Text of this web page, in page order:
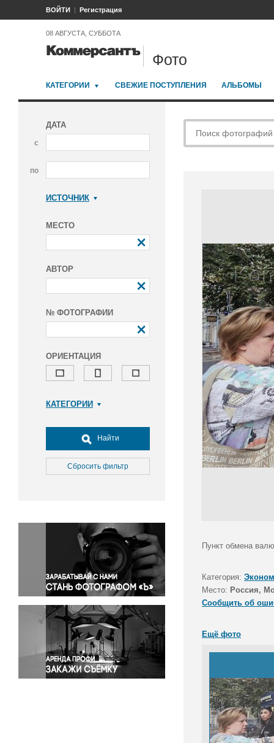
ВОЙТИ Регистрация
08 АВГУСТА, СУББОТА
Фото
КАТЕГОРИИ СВЕЖИЕ ПОСТУПЛЕНИЯ АЛЬБОМЫ
ДАТА
с
по
ИСТОЧНИК
МЕСТО
АВТОР
№ ФОТОГРАФИИ
ОРИЕНТАЦИЯ
КАТЕГОРИИ
Досуг, туризм и отдых
Культура
Медицина
Окружающая среда
Политика
Правосудие
Происшествия и конфликты
Религия
Светская жизнь
Спорт
Экология
Экономика и бизнес
Найти
Сбросить фильтр
Пункт обмена
Категория:
Место: Россия,
Сообщить об
Ещё фото